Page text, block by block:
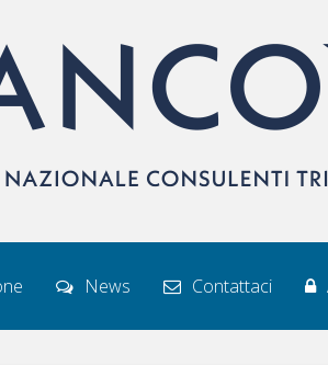
News Contattaci